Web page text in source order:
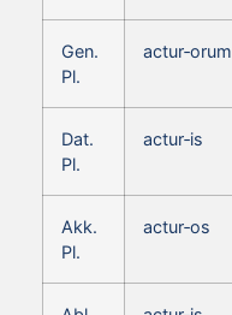
Gen.
Pl.
actur‑orum
Dat.
Pl.
actur‑is
Akk.
Pl.
actur‑os